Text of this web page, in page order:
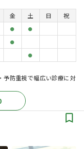
金 土 日
祝
● ●
●
●
予防重視で幅広い診療に対